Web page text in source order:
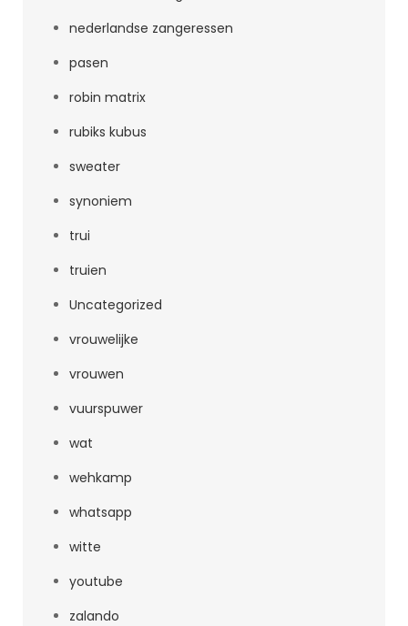
nederlandse zangeressen
pasen
robin matrix
rubiks kubus
sweater
synoniem
trui
truien
Uncategorized
vrouwelijke
vrouwen
vuurspuwer
wat
wehkamp
whatsapp
witte
youtube
zalando